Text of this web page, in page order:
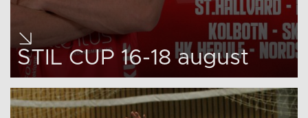
STIL CUP 16-18 august